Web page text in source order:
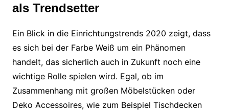
als Trendsetter
Ein Blick in die Einrichtungstrends 2020 zeigt, dass
es sich bei der Farbe Weiß um ein Phänomen
handelt, das sicherlich auch in Zukunft noch eine
wichtige Rolle spielen wird. Egal, ob im
Zusammenhang mit großen Möbelstücken oder
Deko Accessoires, wie zum Beispiel Tischdecken